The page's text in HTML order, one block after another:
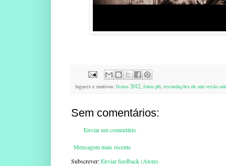
lugares e motivos: festas 2012, fotos pb, recordações de um verão
Sem comentários:
Enviar um comentário
Mensagem mais recente
Subscrever:Enviar feedback (Atom)